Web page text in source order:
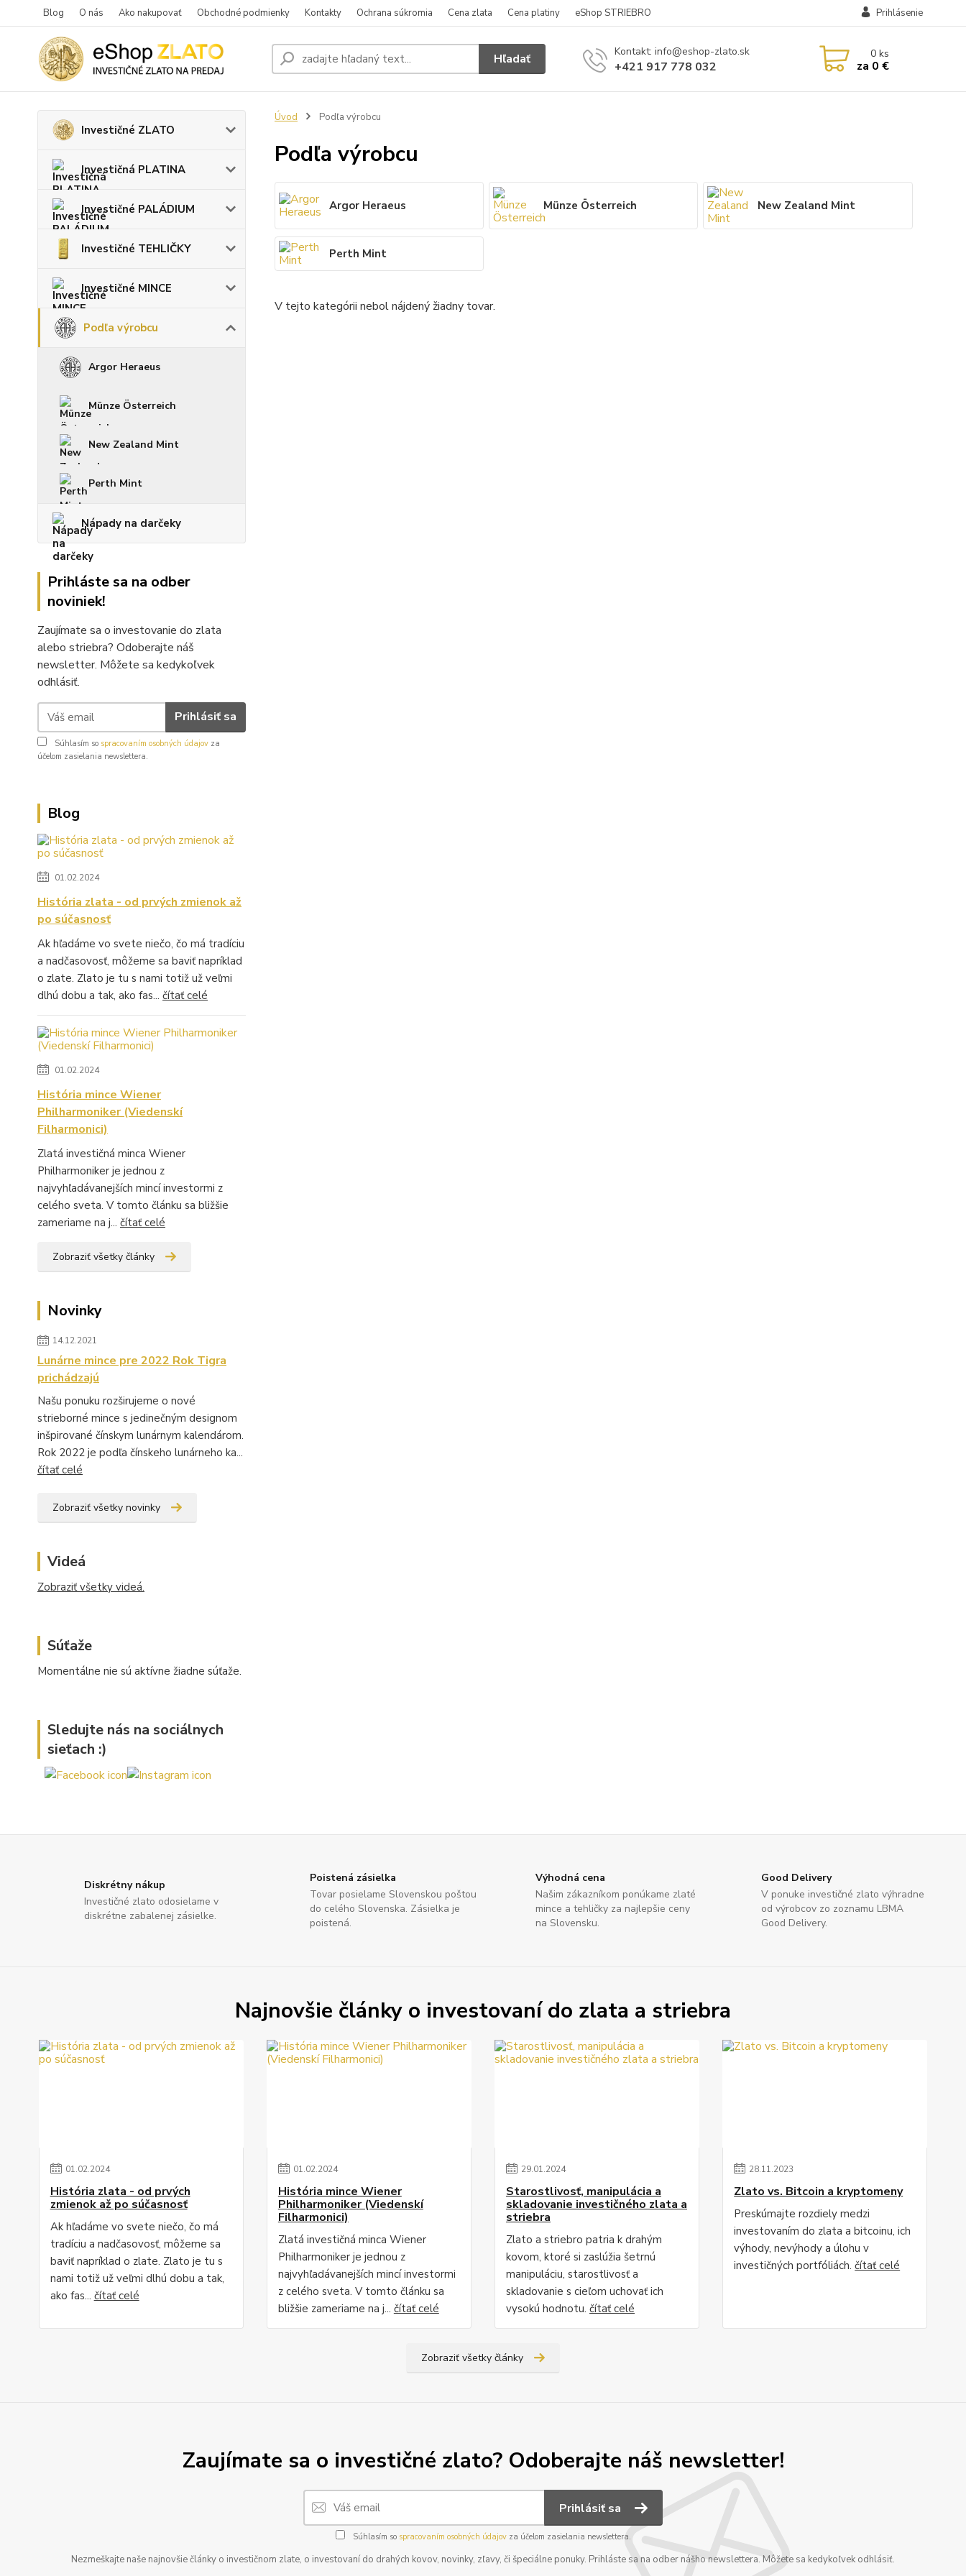
Blog O nás Ako nakupovať Obchodné podmienky Kontakty Ochrana súkromia Cena zlata Cena platiny eShop STRIEBRO Prihlásenie
Hľadať Kontakt: info@eshop-zlato.sk
+421 917 778 032
0ks
za 0 €
Investičné ZLATO
Investičná PLATINA
Investičné PALÁDIUM
Investičné TEHLIČKY
Investičné MINCE
Podľa výrobcu
Argor Heraeus
Münze Österreich
New Zealand Mint
Perth Mint
Nápady na darčeky
Prihláste sa na odber
noviniek!
Zaujímate sa o investovanie do zlata
alebo striebra? Odoberajte náš
newsletter. Môžete sa kedykoľvek
odhlásiť.
Prihlásiť sa
Súhlasím so spracovaním osobných údajov za
účelom zasielania newslettera.
Blog
01.02.2024
História zlata - od prvých zmienok až
po súčasnosť
Ak hľadáme vo svete niečo, čo má tradíciu
a nadčasovosť, môžeme sa baviť napríklad
o zlate. Zlato je tu s nami totiž už veľmi
dlhú dobu a tak, ako fas... čítať celé
01.02.2024
História mince Wiener
Philharmoniker (Viedenskí
Filharmonici)
Zlatá investičná minca Wiener
Philharmoniker je jednou z
najvyhľadávanejších mincí investormi z
celého sveta. V tomto článku sa bližšie
zameriame na j... čítať celé
Zobraziť všetky články
Novinky
14.12.2021
Lunárne mince pre 2022 Rok Tigra
prichádzajú
Našu ponuku rozširujeme o nové
strieborné mince s jedinečným designom
inšpirované čínskym lunárnym kalendárom.
Rok 2022 je podľa čínskeho lunárneho ka...
čítať celé
Zobraziť všetky novinky
Videá
Zobraziť všetky videá.
Súťaže
Momentálne nie sú aktívne žiadne súťaže.
Sledujte nás na sociálnych
sieťach :)
Úvod Podľa výrobcu
Podľa výrobcu
Argor Heraeus Münze Österreich New Zealand Mint
Perth Mint
V tejto kategórii nebol nájdený žiadny tovar.
Diskrétny nákup
Investičné zlato odosielame v
diskrétne zabalenej zásielke.
Poistená zásielka
Tovar posielame Slovenskou poštou
do celého Slovenska. Zásielka je
poistená.
Výhodná cena
Našim zákazníkom ponúkame zlaté
mince a tehličky za najlepšie ceny
na Slovensku.
Good Delivery
V ponuke investičné zlato výhradne
od výrobcov zo zoznamu LBMA
Good Delivery.
Najnovšie články o investovaní do zlata a striebra
01.02.2024
História zlata - od prvých
zmienok až po súčasnosť
Ak hľadáme vo svete niečo, čo má
tradíciu a nadčasovosť, môžeme sa
baviť napríklad o zlate. Zlato je tu s
nami totiž už veľmi dlhú dobu a tak,
ako fas... čítať celé
01.02.2024
História mince Wiener
Philharmoniker (Viedenskí
Filharmonici)
Zlatá investičná minca Wiener
Philharmoniker je jednou z
najvyhľadávanejších mincí investormi
z celého sveta. V tomto článku sa
bližšie zameriame na j... čítať celé
29.01.2024
Starostlivosť, manipulácia a
skladovanie investičného zlata a
striebra
Zlato a striebro patria k drahým
kovom, ktoré si zaslúžia šetrnú
manipuláciu, starostlivosť a
skladovanie s cieľom uchovať ich
vysokú hodnotu. čítať celé
28.11.2023
Zlato vs. Bitcoin a kryptomeny
Preskúmajte rozdiely medzi
investovaním do zlata a bitcoinu, ich
výhody, nevýhody a úlohu v
investičných portfóliách.čítať celé
Zobraziť všetky články
Zaujímate sa o investičné zlato? Odoberajte náš newsletter!
Prihlásiť sa
Súhlasím so spracovaním osobných údajovza účelom zasielania newslettera.
Nezmeškajte naše najnovšie články o investičnom zlate, o investovaní do drahých kovov, novinky, zľavy, či špeciálne ponuky. Prihláste sa na odber nášho newslettera. Môžete sa kedykoľvek odhlásiť.